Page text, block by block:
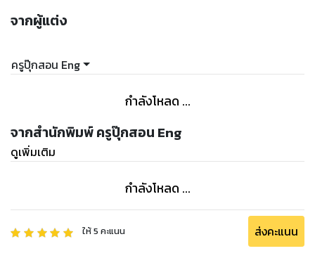
จากผู้แต่ง
ครูปุ๊กสอน Eng
กำลังโหลด ...
จากสำนักพิมพ์ ครูปุ๊กสอน Eng
ดูเพิ่มเติม
กำลังโหลด ...
ให้5 คะแนน ส่งคะแนน